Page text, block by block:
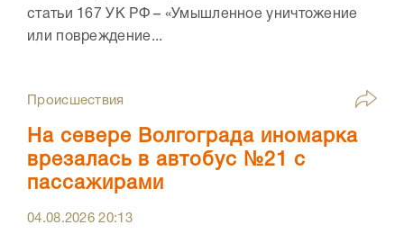
статьи 167 УК РФ – «Умышленное уничтожение
или повреждение...
Происшествия
На севере Волгограда иномарка
врезалась в автобус №21 с
пассажирами
04.08.202620:13